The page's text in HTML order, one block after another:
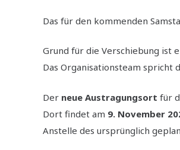
Das für den kommenden
Grund für die Verschiebung ist
Das Organisationsteam spricht
Der neue Austragungsort für
Dort findet am 9. November
Anstelle des ursprünglich